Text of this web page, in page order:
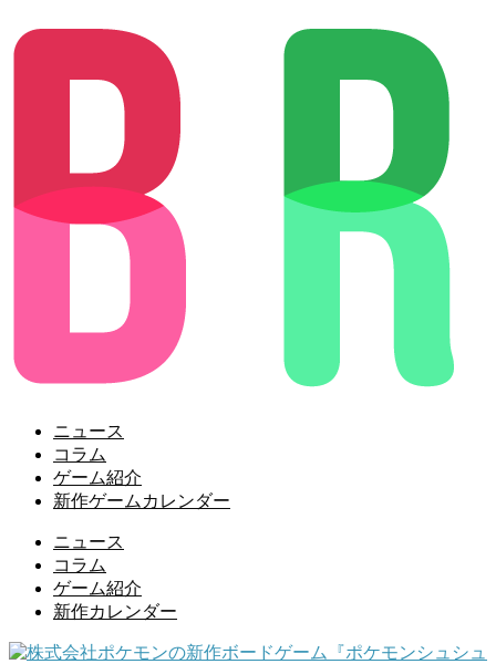
ニュース
コラム
ゲーム紹介
新作ゲームカレンダー
ニュース
コラム
ゲーム紹介
新作カレンダー